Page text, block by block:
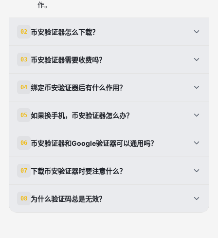
作。
02 币安验证器怎么下载？
页面提示在手机上安装官方验证器应用。
03 币安验证器需要收费吗？
下载和启用，一般不涉及单独购买。
04 绑定币安验证器后有什么作用？
位动态验证码，能显著增强账户安全。
05 如果换手机，币安验证器怎么办？
能需要通过账户安全流程重新绑定。
06 币安验证器和Google验证器可以通用吗？
用流程，具体以币安账户安全页面的设置为准。
07 下载币安验证器时要注意什么？
载到仿冒或被篡改的应用。
08 为什么验证码总是无效？